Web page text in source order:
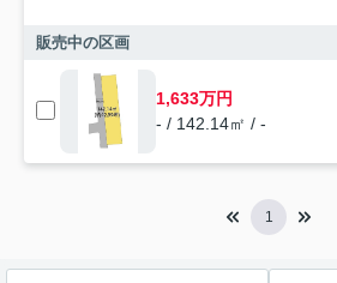
販売中の区画
1,633万円
- / 142.14㎡ / -
1